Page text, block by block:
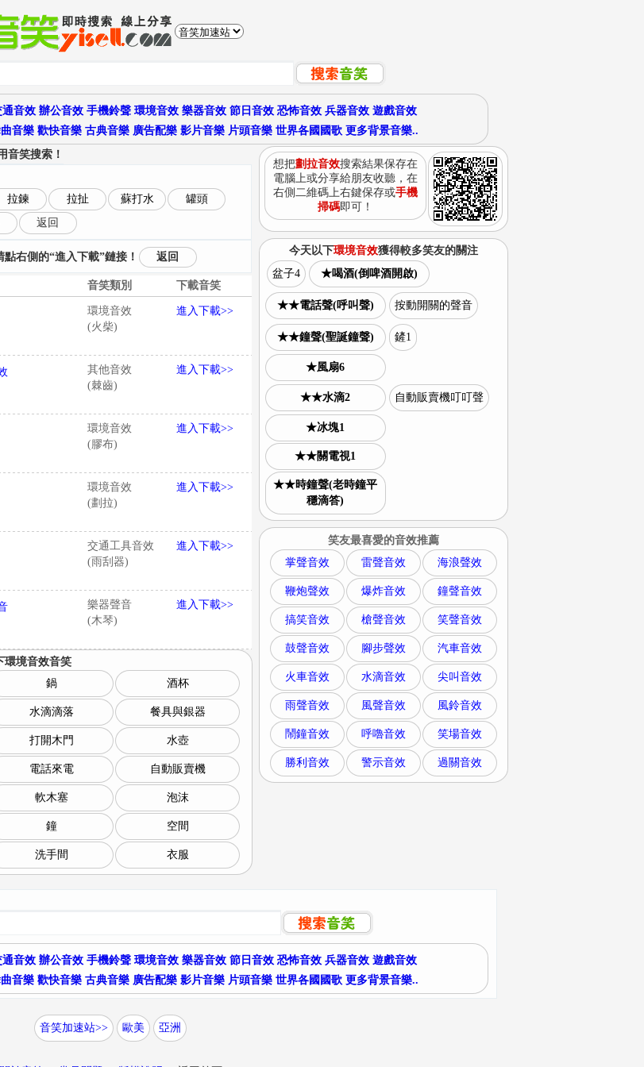
通音效 辦公音效 手機鈴聲 環境音效 樂器音效 節日音效 恐怖音效 兵器音效 遊戲音效
音樂 歡快音樂 古典音樂 廣告配樂 影片音樂 片頭音樂 世界各國國歌 更多背景音樂..
音笑搜索！
拉鍊 拉扯 蘇打水
罐頭
返回
右側的“進入下載”鏈接！ 返回
音笑類別 下載音笑
環境音效
(火柴)
進入下載>>
其他音效
(棘齒)
進入下載>>
環境音效
(膠布)
進入下載>>
環境音效
(劃拉)
進入下載>>
交通工具音效
(雨刮器)
進入下載>>
樂器聲音
(木琴)
進入下載>>
環境音效音笑
鍋 酒杯
水滴滴落 餐具與銀器
打開木門 水壺
電話來電 自動販賣機
軟木塞 泡沫
鐘 空間
洗手間 衣服
想把劃拉音效搜索結果保存在
電腦上或分享給朋友收聽，在
右側二維碼上右鍵保存或手機
掃碼即可！
今天以下環境音效獲得較多笑友的關注
盆子4
★喝酒(倒啤酒開啟)
★★電話聲(呼叫聲) 按動開關的聲音
★★鐘聲(聖誕鐘聲) 鏟1
★風扇6
★★水滴2 自動販賣機叮叮聲
★冰塊1
★★關電視1
★★時鐘聲(老時鐘平
穩滴答)
笑友最喜愛的音效推薦
掌聲音效
雷聲音效 海浪聲效
鞭炮聲效 爆炸音效 鐘聲音效
搞笑音效 槍聲音效 笑聲音效
鼓聲音效 腳步聲效 汽車音效
火車音效 水滴音效 尖叫音效
雨聲音效 風聲音效 風鈴音效
鬧鐘音效 呼嚕音效 笑場音效
勝利音效 警示音效 過關音效
通音效 辦公音效 手機鈴聲 環境音效 樂器音效 節日音效 恐怖音效 兵器音效 遊戲音效
音樂 歡快音樂 古典音樂 廣告配樂 影片音樂 片頭音樂 世界各國國歌 更多背景音樂..
音笑加速站>> 歐美 亞洲